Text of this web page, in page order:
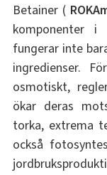
Betainer (
komponenter i
fungerar inte
ingredienser.
osmotiskt,
ökar deras
torka, extrema
också